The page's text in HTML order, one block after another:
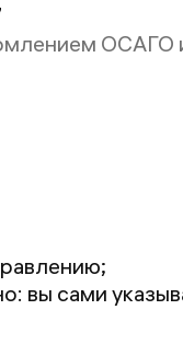
ОСАГО
вы сами